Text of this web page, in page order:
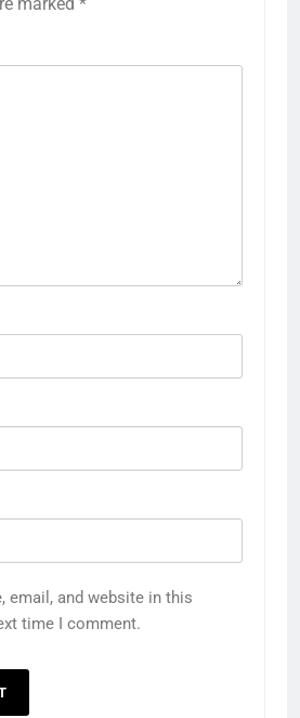
email, and website in this
time I comment.